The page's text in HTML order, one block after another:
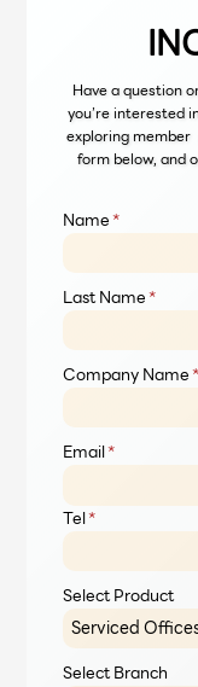
Have a question
you’re interested
exploring member
form below, and
Name*
Last Name*
Company Name*
Email*
Tel*
Select Product
Select Branch